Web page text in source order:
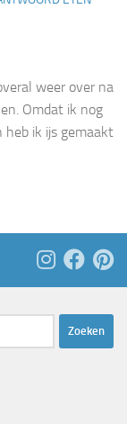
weer over na
Omdat ik nog
heb ik ijs gemaakt